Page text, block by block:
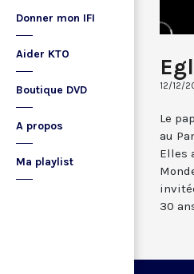
Donner mon IFI
Aider KTO
Boutique DVD
A propos
Ma playlist
12/12/
Le
au
Elles
30